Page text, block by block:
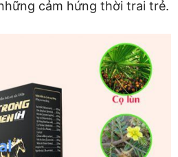
cảm hứng thời trai trẻ.